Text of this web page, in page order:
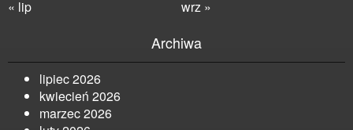
« lip wrz »
Archiwa
lipiec 2026
kwiecień 2026
marzec 2026